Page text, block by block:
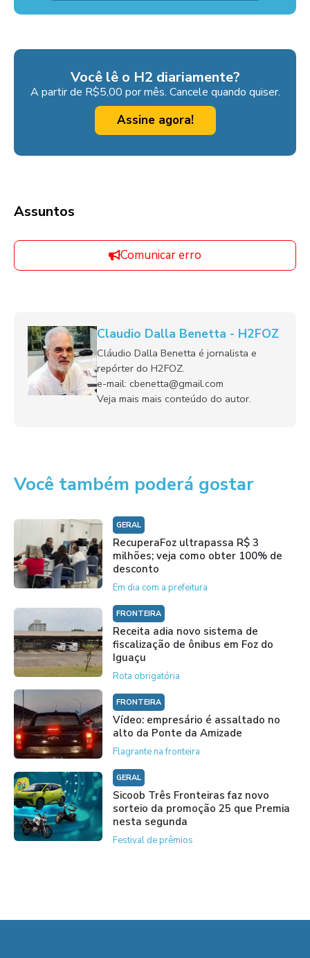
Você lê o H2 diariamente?
A partir de R$5,00 por mês. Cancele quando quiser.
Assine agora!
Assuntos
Comunicar erro
Claudio Dalla Benetta - H2FOZ
Cláudio Dalla Benetta é jornalista e
repórter do H2FOZ.
e-mail: cbenetta@gmail.com
Veja mais mais conteúdo do autor.
Você também poderá gostar
GERAL
RecuperaFoz ultrapassa R$ 3
milhões; veja como obter 100% de
desconto
Em dia com a prefeitura
FRONTEIRA
Receita adia novo sistema de
fiscalização de ônibus em Foz do
Iguaçu
Rota obrigatória
FRONTEIRA
Vídeo: empresário é assaltado no
alto da Ponte da Amizade
Flagrante na fronteira
GERAL
Sicoob Três Fronteiras faz novo
sorteio da promoção 25 que Premia
nesta segunda
Festival de prêmios